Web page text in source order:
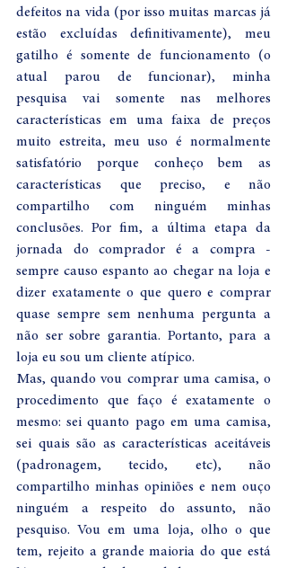
defeitos na vida (por isso muitas marcas já
estão excluídas definitivamente), meu
gatilho é somente de funcionamento (o
atual parou de funcionar), minha
pesquisa vai somente nas melhores
características em uma faixa de preços
muito estreita, meu uso é normalmente
satisfatório porque conheço bem as
características que preciso, e não
compartilho com ninguém minhas
conclusões. Por fim, a última etapa da
jornada do comprador é a compra -
sempre causo espanto ao chegar na loja e
dizer exatamente o que quero e comprar
quase sempre sem nenhuma pergunta a
não ser sobre garantia. Portanto, para a
loja eu sou um cliente atípico.
Mas, quando vou comprar uma camisa, o
procedimento que faço é exatamente o
mesmo: sei quanto pago em uma camisa,
sei quais são as características aceitáveis
(padronagem, tecido, etc), não
compartilho minhas opiniões e nem ouço
ninguém a respeito do assunto, não
pesquiso. Vou em uma loja, olho o que
tem, rejeito a grande maioria do que está